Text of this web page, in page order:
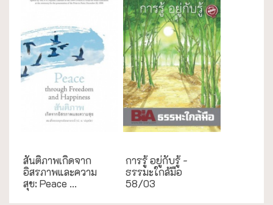
สันติภาพเกิดจาก
อิสรภาพและความ
สุข: Peace ...
การรู้ อยู่กับรู้ -
ธรรมะใกล้มือ
58/03